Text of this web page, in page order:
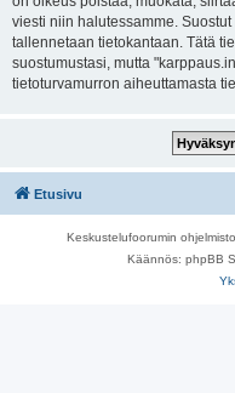
viesti niin halutessamme.
tallennetaan tietokantaan. Tätä
suostumustasi, mutta
tietoturvamurron aiheuttamasta
Etusivu
Keskustelufoorumin ohjelmisto
Käännös: phpBB